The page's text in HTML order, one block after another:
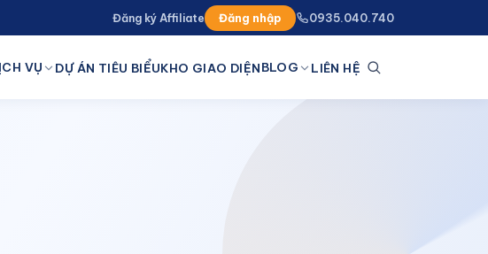
Đăng ký Affiliate Đăng nhập 0935.040.740
VỤ DỰ ÁN TIÊU BIỂUKHO GIAO DIỆNBLOG LIÊN HỆ